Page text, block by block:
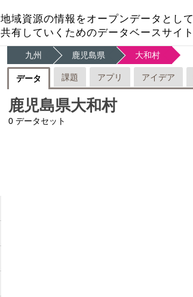
地域資源の情報をオープンデータとして
共有していくためのデータベースサイト
九州 鹿児島県 大和村
データ 課題 アプリ アイデア
鹿児島県大和村
0 データセット